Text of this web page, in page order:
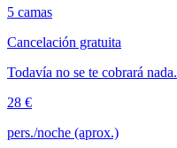
5 camas
Cancelación gratuita
Todavía no se te cobrará nada.
28 €
pers./noche (aprox.)